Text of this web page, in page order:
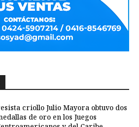
criollo Julio Mayora obtuvo dos
de oro en los Juegos